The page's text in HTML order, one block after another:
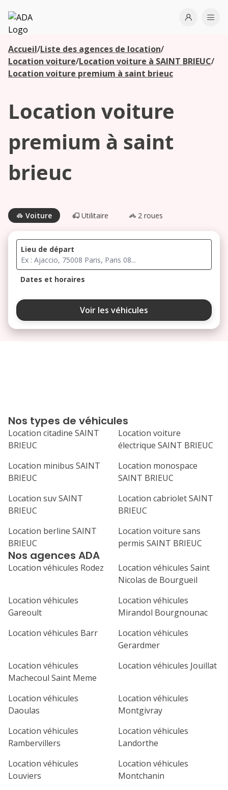
ADA
Open
Accueil/Liste des agences de location/
Location voiture/Location voiture à SAINT BRIEUC/
Location voiture premium à saint brieuc
Location voiture
premium à saint
brieuc
Voiture Utilitaire 2 roues
Lieu de départ
Dates et horaires
août 2026
ma me
24 25 26
septembre 2026
me je
1
2 3 4
16 17 18
21 22 23 24 25
Voir les véhicules
Nos agences ADA
Location véhicules Rodez
Location véhicules Saint
Nicolas de Bourgueil
Location véhicules
Gareoult
Location véhicules
Mirandol Bourgnounac
Location véhicules Barr
Location véhicules
Gerardmer
Location véhicules
Machecoul Saint Meme
Location véhicules Jouillat
Location véhicules
Daoulas
Location véhicules
Montgivray
Location véhicules
Rambervillers
Location véhicules
Landorthe
Location véhicules
Louviers
Location véhicules
Montchanin
Nos types de véhicules
Location citadine SAINT
BRIEUC
Location voiture
électrique SAINT BRIEUC
Location minibus SAINT
BRIEUC
Location monospace
SAINT BRIEUC
Location suv SAINT
BRIEUC
Location cabriolet SAINT
BRIEUC
Location berline SAINT
BRIEUC
Location voiture sans
permis SAINT BRIEUC
Les
agences à
proximité
Commencez
recherche
pour voir les
agences à
proximité